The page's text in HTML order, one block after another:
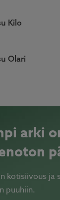
Kilo
Olari
arki
kotisiivous ja
puuhiin.